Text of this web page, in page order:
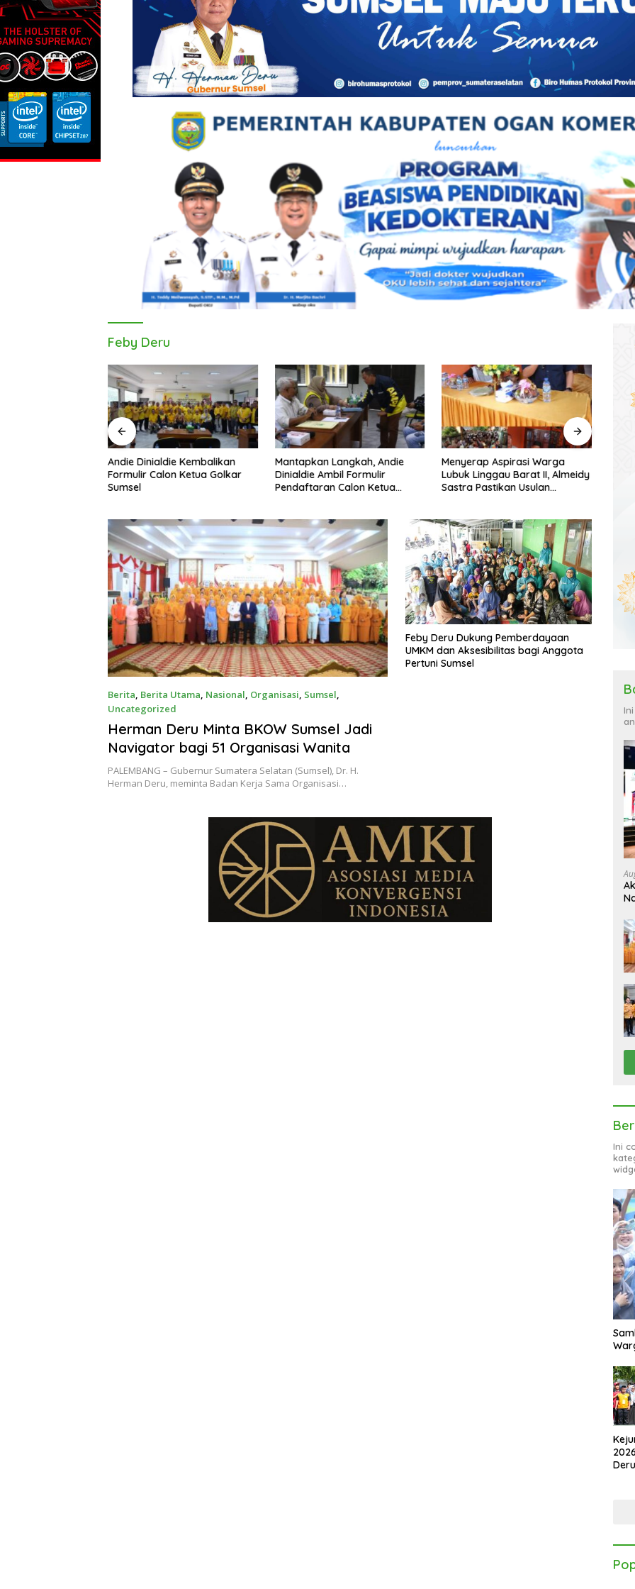
Feby Deru
Andie Dinialdie Kembalikan
Formulir Calon Ketua Golkar
Sumsel
Mantapkan Langkah, Andie
Dinialdie Ambil Formulir
Pendaftaran Calon Ketua
Menyerap Aspirasi Warga
Lubuk Linggau Barat II, Almeidy
Sastra Pastikan Usulan
Berita, Berita Utama, Nasional, Organisasi, Sumsel,
Uncategorized
July 8, 2026
Herman Deru Minta BKOW Sumsel Jadi
Navigator bagi 51 Organisasi Wanita
PALEMBANG – Gubernur Sumatera Selatan (Sumsel), Dr. H.
Herman Deru, meminta Badan Kerja Sama Organisasi…
Feby Deru Dukung Pemberdayaan
UMKM dan Aksesibilitas bagi Anggota
Pertuni Sumsel
Ini